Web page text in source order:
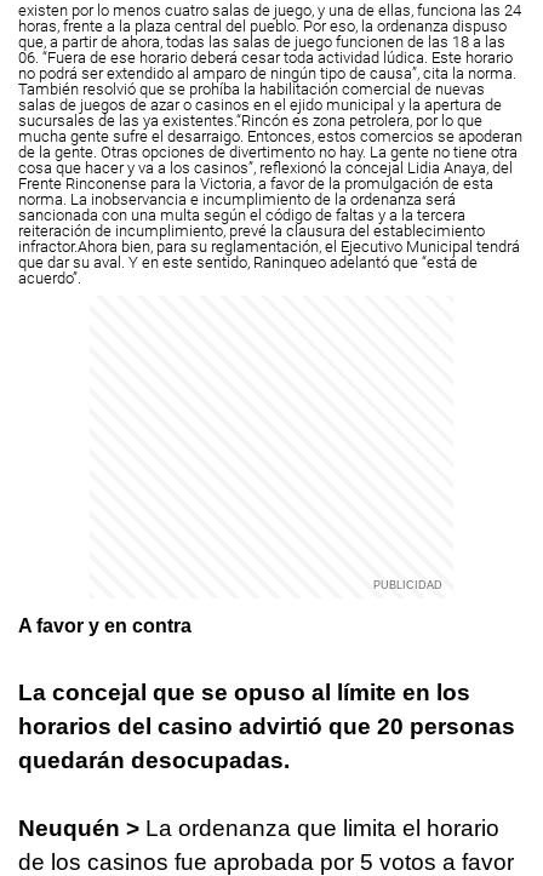
existen por lo menos cuatro salas de juego, y una de ellas, funciona las 24
horas, frente a la plaza central del pueblo. Por eso, la ordenanza dispuso
que, a partir de ahora, todas las salas de juego funcionen de las 18 a las
06. “Fuera de ese horario deberá cesar toda actividad lúdica. Este horario
no podrá ser extendido al amparo de ningún tipo de causa”, cita la norma.
También resolvió que se prohíba la habilitación comercial de nuevas
salas de juegos de azar o casinos en el ejido municipal y la apertura de
sucursales de las ya existentes.“Rincón es zona petrolera, por lo que
mucha gente sufre el desarraigo. Entonces, estos comercios se apoderan
de la gente. Otras opciones de divertimento no hay. La gente no tiene otra
cosa que hacer y va a los casinos”, reflexionó la concejal Lidia Anaya, del
Frente Rinconense para la Victoria, a favor de la promulgación de esta
norma. La inobservancia e incumplimiento de la ordenanza será
sancionada con una multa según el código de faltas y a la tercera
reiteración de incumplimiento, prevé la clausura del establecimiento
infractor.Ahora bien, para su reglamentación, el Ejecutivo Municipal tendrá
que dar su aval. Y en este sentido, Raninqueo adelantó que “está de
acuerdo”.
A favor y en contra
La concejal que se opuso al límite en los
horarios del casino advirtió que 20 personas
quedarán desocupadas.
Neuquén > La ordenanza que limita el horario
de los casinos fue aprobada por 5 votos a favor